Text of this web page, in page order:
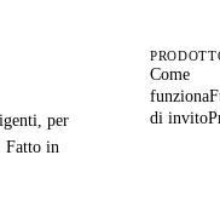
per
Fatto in
Come
funziona
di invito